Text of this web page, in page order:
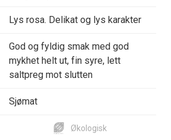
Lys rosa. Delikat og lys karakter
God og fyldig smak med god
mykhet helt ut, fin syre, lett
saltpreg mot slutten
Sjømat
Økologisk